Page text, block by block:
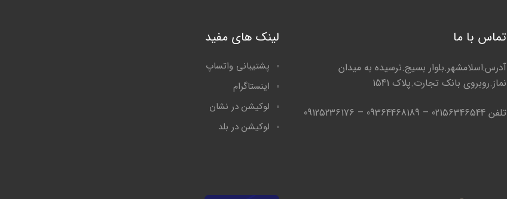
تماس با ما
آدرس:اسلامشهر.بلوار بسیج.نرسیده به میدان
نماز.روبروی بانک تجارت.پلاک 1541
تلفن 02156346544 – 09364468189 – 09125236176
لینک های مفید
پشتیبانی واتساپ
اینستاگرام
لوکیشن در نشان
لوکیشن در بلد